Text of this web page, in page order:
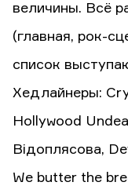
величины. Всё
(главная, рок-
список
Хедлайнеры:
Hollywood
Відоплясова,
We butter the